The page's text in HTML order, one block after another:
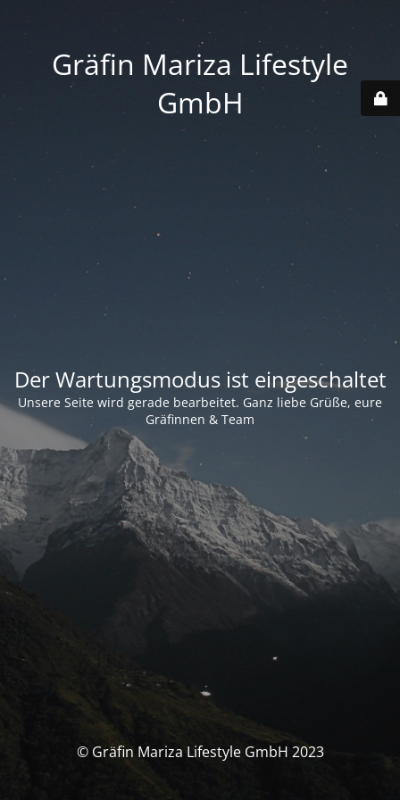
Gräfin Mariza Lifestyle
GmbH
Der Wartungsmodus ist eingeschaltet
Unsere Seite wird gerade bearbeitet. Ganz liebe Grüße, eure
Gräfinnen & Team
© Gräfin Mariza Lifestyle GmbH 2023